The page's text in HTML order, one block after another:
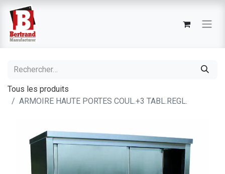
Tous les produits
ARMOIRE HAUTE PORTES COUL.+3 TABL.REGL.